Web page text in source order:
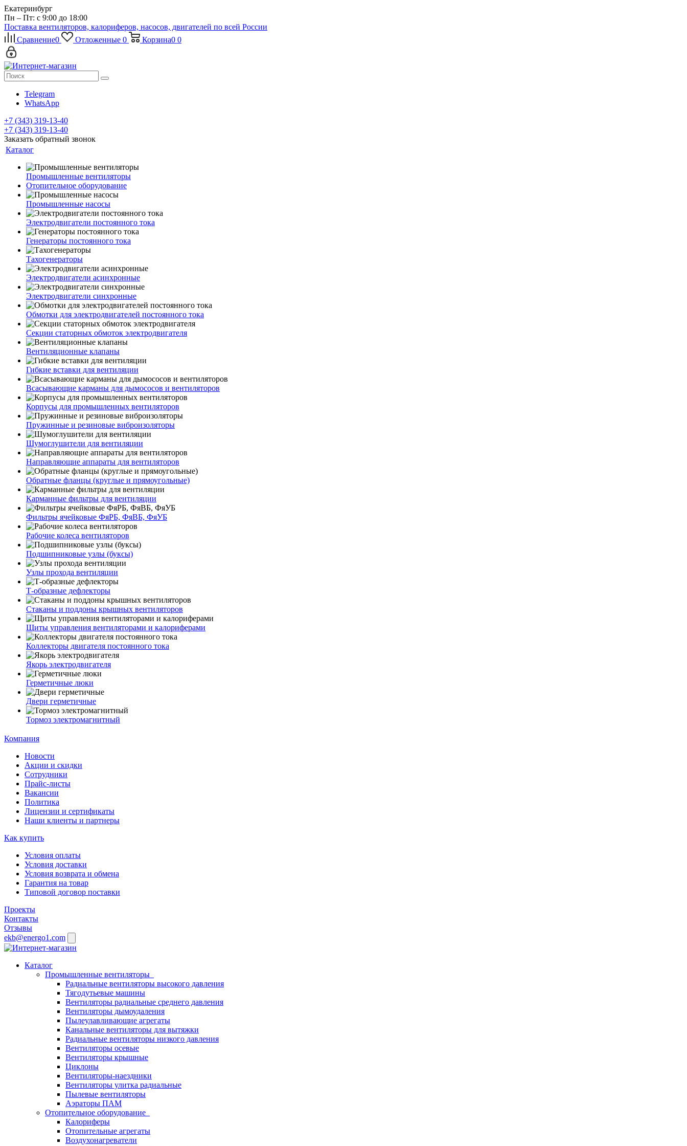
Екатеринбург
Пн – Пт: с 9:00 до 18:00
Поставка вентиляторов, калориферов, насосов, двигателей по всей России
Сравнение0 Отложенные 0 Корзина0 0
Telegram
WhatsApp
+7 (343) 319-13-40
+7 (343) 319-13-40
Заказать обратный звонок
Каталог
Промышленные вентиляторы
Отопительное оборудование
Промышленные насосы
Электродвигатели постоянного тока
Генераторы постоянного тока
Тахогенераторы
Электродвигатели асинхронные
Электродвигатели синхронные
Обмотки для электродвигателей постоянного тока
Секции статорных обмоток электродвигателя
Вентиляционные клапаны
Гибкие вставки для вентиляции
Всасывающие карманы для дымососов и вентиляторов
Корпусы для промышленных вентиляторов
Пружинные и резиновые виброизоляторы
Шумоглушители для вентиляции
Направляющие аппараты для вентиляторов
Обратные фланцы (круглые и прямоугольные)
Карманные фильтры для вентиляции
Фильтры ячейковые ФяРБ, ФяВБ, ФяУБ
Рабочие колеса вентиляторов
Подшипниковые узлы (буксы)
Узлы прохода вентиляции
Т-образные дефлекторы
Стаканы и поддоны крышных вентиляторов
Щиты управления вентиляторами и калориферами
Коллекторы двигателя постоянного тока
Якорь электродвигателя
Герметичные люки
Двери герметичные
Тормоз электромагнитный
Компания
Новости
Акции и скидки
Сотрудники
Прайс-листы
Вакансии
Политика
Лицензии и сертификаты
Наши клиенты и партнеры
Как купить
Условия оплаты
Условия доставки
Условия возврата и обмена
Гарантия на товар
Типовой договор поставки
Проекты
Контакты
Отзывы
ekb@energo1.com
Каталог
Промышленные вентиляторы
Радиальные вентиляторы высокого давления
Тягодутьевые машины
Вентиляторы радиальные среднего давления
Вентиляторы дымоудаления
Пылеулавливающие агрегаты
Канальные вентиляторы для вытяжки
Радиальные вентиляторы низкого давления
Вентиляторы осевые
Вентиляторы крышные
Циклоны
Вентиляторы-наездники
Вентиляторы улитка радиальные
Пылевые вентиляторы
Аэраторы ПАМ
Отопительное оборудование
Калориферы
Отопительные агрегаты
Воздухонагреватели